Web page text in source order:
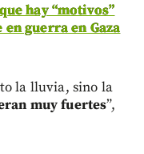
hay “motivos”
guerra en Gaza
la lluvia, sino la
muy fuertes”,